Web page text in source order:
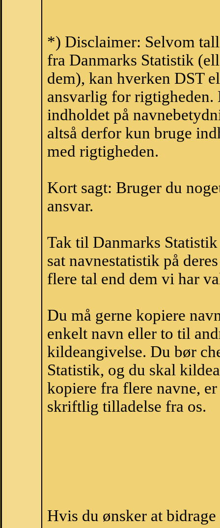
*) Disclaimer: Selvom
fra Danmarks Statistik
dem), kan hverken DST
ansvarlig for
indholdet på
altså derfor kun bruge
med rigtigheden.
Kort sagt: Bruger du
ansvar.
Tak til Danmarks
sat navnestatistik på
flere tal end dem vi har
Du må gerne kopiere
enkelt navn eller to til
kildeangivelse. Du bør
Statistik, og du skal
kopiere fra flere navne,
skriftlig tilladelse fra os.
Hvis du ønsker at